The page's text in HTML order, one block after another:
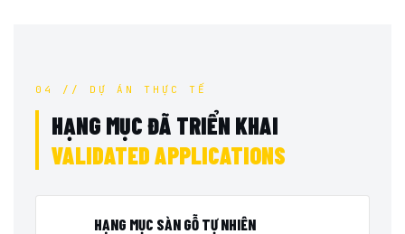
04 // DỰ ÁN THỰC TẾ
HẠNG MỤC ĐÃ TRIỂN KHAI
VALIDATED APPLICATIONS
HẠNG MỤC SÀN GỖ TỰ NHIÊN